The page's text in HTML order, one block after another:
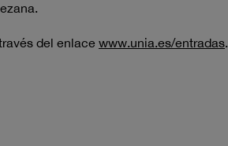
del enlace www.unia.es/entradas.